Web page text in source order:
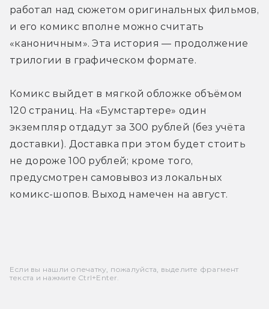
работал над сюжетом оригинальных фильмов,
и его комикс вполне можно считать
«каноничным». Эта история — продолжение
трилогии в графическом формате.
Комикс выйдет в мягкой обложке объёмом
120 страниц. На «Бумстартере» один
экземпляр отдадут за 300 рублей (без учёта
доставки). Доставка при этом будет стоить
не дороже 100 рублей; кроме того,
предусмотрен самовывоз из локальных
комикс-шопов. Выход намечен на август.
Если вы нашли опечатку, пожалуйста, выделите фрагмент
текста и нажмите Ctrl+Enter.